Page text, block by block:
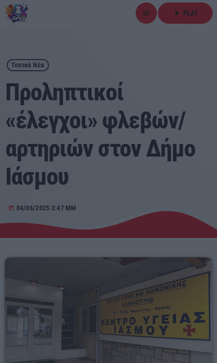
menu play_arrow PLAY
close
play_arrow ΕΡΚΟ
Αρχική
Εκπομπές
Ειδήσεις
Τοπικά Νέα
Αθλητικά
Τραγούδια της Θράκης
Επικοινωνία
Προσεχείς
ΕΡΚΟ
10:00 - 00:00
Τοπικά Νέα
Προληπτικοί
«έλεγχοι» φλεβών/
αρτηριών στον Δήμο
Ιάσμου
today 04/06/2025 3:47 ΜΜ